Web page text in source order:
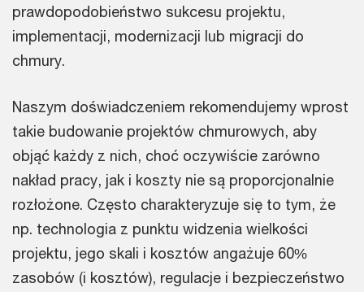
prawdopodobieństwo sukcesu projektu,
implementacji, modernizacji lub migracji do
chmury.
Naszym doświadczeniem rekomendujemy wprost
takie budowanie projektów chmurowych, aby
objąć każdy z nich, choć oczywiście zarówno
nakład pracy, jak i koszty nie są proporcjonalnie
rozłożone. Często charakteryzuje się to tym, że
np. technologia z punktu widzenia wielkości
projektu, jego skali i kosztów angażuje 60%
zasobów (i kosztów), regulacje i bezpieczeństwo